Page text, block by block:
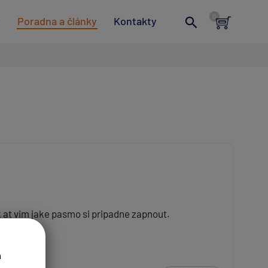
Poradna a články Kontakty
vim jake pasmo si pripadne zapnout.